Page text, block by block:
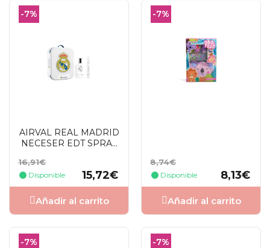
-7%
AIRVAL REAL MADRID
NECESER EDT SPRAY
Precio
base
16,91€
Disponible
Precio
15,72€
Añadir al carrito
-7%
Precio
base
8,74€
Disponible
Precio
8,13€
Añadir al carrito
-7% -7%